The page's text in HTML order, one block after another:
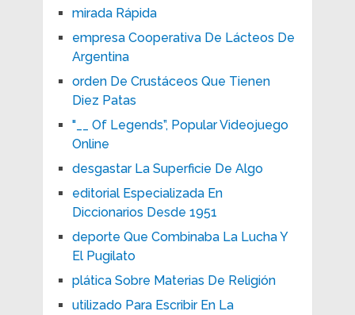
mirada Rápida
empresa Cooperativa De Lácteos De
Argentina
orden De Crustáceos Que Tienen
Diez Patas
"__ Of Legends”, Popular Videojuego
Online
desgastar La Superficie De Algo
editorial Especializada En
Diccionarios Desde 1951
deporte Que Combinaba La Lucha Y
El Pugilato
plática Sobre Materias De Religión
utilizado Para Escribir En La